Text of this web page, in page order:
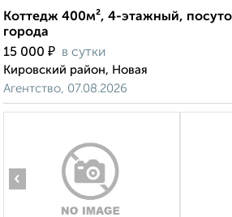
Коттедж 400м², 4-этажный,
города
15 000 ₽ в сутки
Кировский район, Новая
Агентство, 07.08.2026
‹